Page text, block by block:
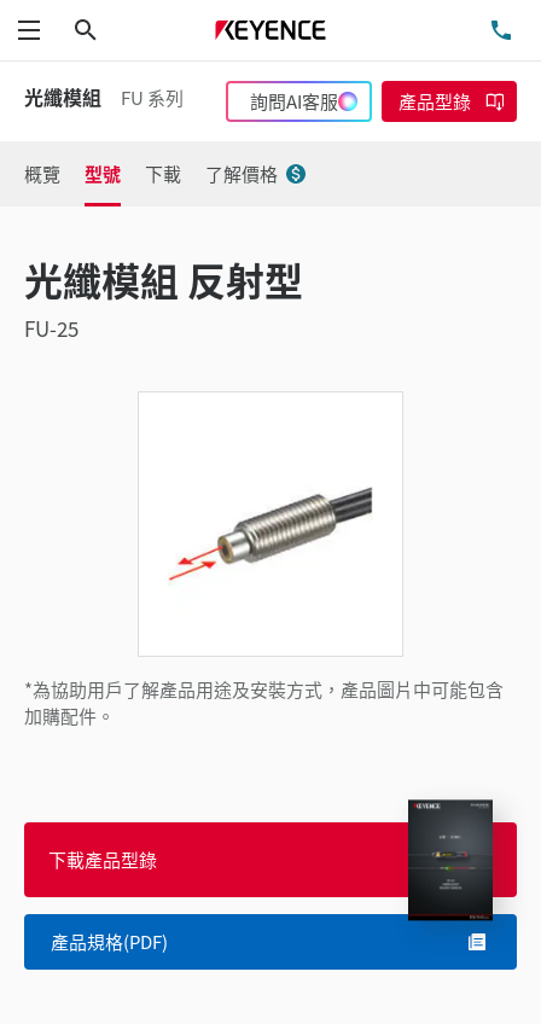
功能表
光纖模組 FU 系列 詢問AI客服 產品型錄
概覽 型號 下載 了解價格
光纖模組 反射型
FU-25
*為協助用戶了解產品用途及安裝方式，產品圖片中可能包含
加購配件。
下載產品型錄
產品規格(PDF)